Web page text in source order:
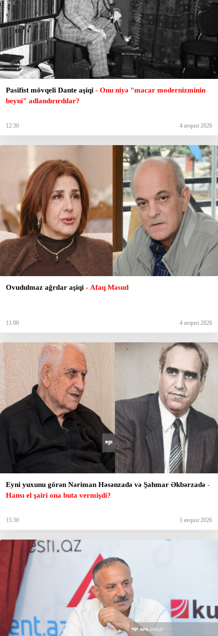
Pasifist mövqeli Dante aşiqi - Onu niyə "macar modernizminin
beyni" adlandırırdılar?
12:30 4 avqust 2026
Ovudulmaz ağrılar aşiqi - Afaq Məsud
11:00 4 avqust 2026
Eyni yuxunu görən Nəriman Həsənzadə və Şahmar Əkbərzadə -
Hansı el şairi ona buta vermişdi?
15:30 1 avqust 2026